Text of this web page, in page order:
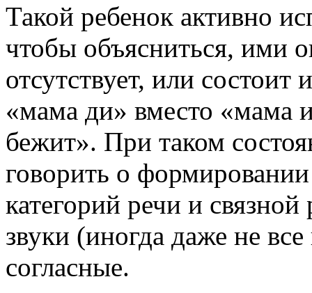
Такой ребенок активно
чтобы объясниться, ими
отсутствует, или
«мама ди» вместо «мама
бежит». При таком
говорить о
категорий речи и
звуки (иногда даже не
согласные.